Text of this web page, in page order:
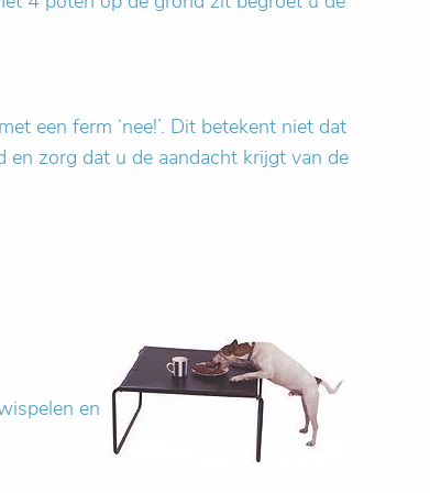
een ferm ‘nee!’. Dit betekent niet dat
zorg dat u de aandacht krijgt van de
en